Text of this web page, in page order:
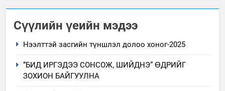
Сүүлийн үеийн мэдээ
Нээлттэй засгийн түншлэл долоо хоног-2025
“БИД ИРГЭДЭЭ СОНСОЖ, ШИЙДНЭ” ӨДРИЙГ
ЗОХИОН БАЙГУУЛНА